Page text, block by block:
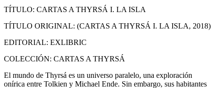
TÍTULO: CARTAS A THYRSÁ I. LA ISLA
TÍTULO ORIGINAL: (CARTAS A THYRSÁ I. LA ISLA, 2018)
EDITORIAL: EXLIBRIC
COLECCIÓN: CARTAS A THYRSÁ
El mundo de Thyrsá es un universo paralelo, una exploración
onírica entre Tolkien y Michael Ende. Sin embargo, sus habitantes